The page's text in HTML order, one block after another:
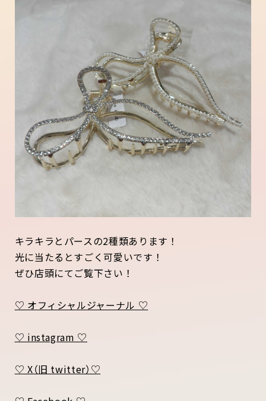
キラキラとパースの2種類あります！
光に当たるとすごく可愛いです！
ぜひ店頭にてご覧下さい！
♡ オフィシャルジャーナル ♡
♡ instagram ♡
♡ X（旧 twitter）♡